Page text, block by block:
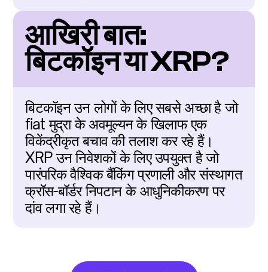
आखिरी बात:
बिटकॉइन या XRP?
बिटकॉइन उन लोगों के लिए सबसे अच्छा है जो
fiat मुद्रा के अवमूल्यन के खिलाफ एक
विकेंद्रीकृत बचाव की तलाश कर रहे हैं।
XRP उन निवेशकों के लिए उपयुक्त है जो
पारंपरिक वैश्विक बैंकिंग प्रणाली और संस्थागत
क्रॉस-बॉर्डर निपटान के आधुनिकीकरण पर
दांव लगा रहे हैं।